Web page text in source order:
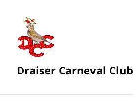
Draiser Carneval Club